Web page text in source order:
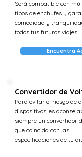
Será compatible con
tipos de enchufes y
comodidad y
todos tus futuros viajes.
Encuentra
Convertidor de
Para evitar el riesgo de
dispositivos, es
siempre un convertidor
que coincida con las
especificaciones de tu